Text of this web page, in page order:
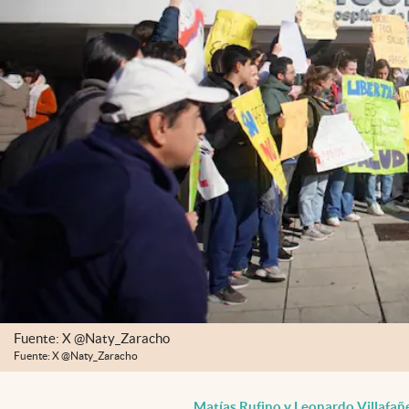
Fuente: X @Naty_Zaracho
Fuente: X @Naty_Zaracho